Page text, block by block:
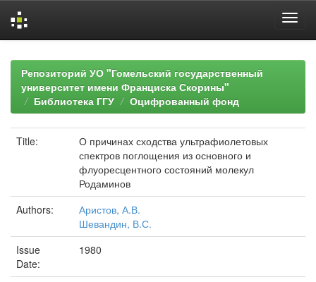
navigationРепозиторий УО "Гомельский государственный
университет имени Франциска Скорины"
Библиотека ГГУ
Оцифрованный фонд
Title:
О причинах сходства ультрафиолетовых
спектров поглощения из основного и
флуоресцентного состояний молекул
Родаминов
Authors:
Аристов, А.В.
Шевандин, В.С.
Issue
Date:
1980